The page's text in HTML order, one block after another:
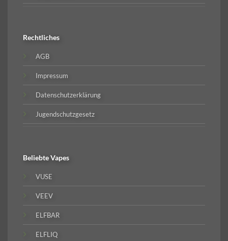
Rechtliches
AGB
Impressum
Datenschutzerklärung
Jugendschutzgesetz
BeliebteVapes
VUSE
VEEV
ELFBAR
ELFLIQ